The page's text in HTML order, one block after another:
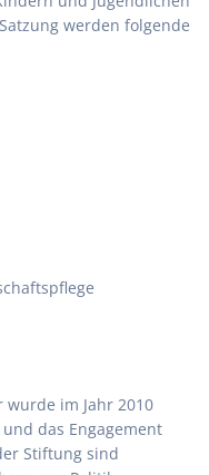
werden folgende
wurde im Jahr 2010
das Engagement
Stiftung sind